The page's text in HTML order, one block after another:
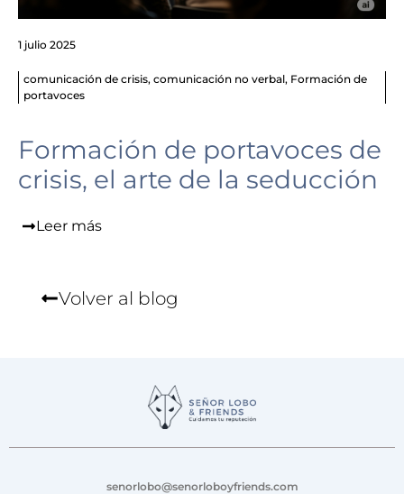
1 julio 2025
comunicación de crisis, comunicación no verbal, Formación de
portavoces
Formación de portavoces de
crisis, el arte de la seducción
Leer más
Volver al blog
senorlobo@senorloboyfriends.com